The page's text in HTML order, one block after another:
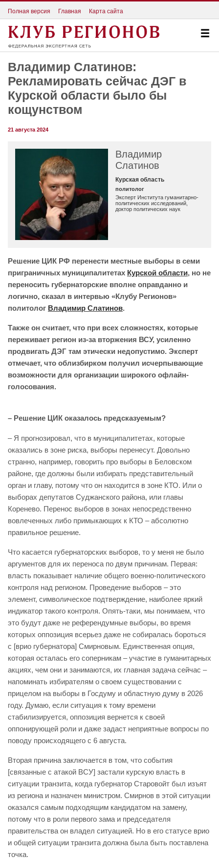
Полная версия Главная Карта сайта
Владимир Слатинов:
Рекламировать сейчас ДЭГ в
Курской области было бы
кощунством
21 августа 2024
Владимир
Слатинов
Курская область
политолог
Эксперт Института гуманитарно-
политических исследований,
доктор политических наук
Решение ЦИК РФ перенести местные выборы в семи
приграничных муниципалитетах Курской области, но не
переносить губернаторские вполне оправданно и
логично, сказал в интервью «Клубу Регионов»
политолог Владимир Слатинов.
Также он считает, что при всех сложностях, которые
переживает регион из-за вторжения ВСУ, усиленно
продвигать ДЭГ там этически недопустимо. Эксперт
отмечает, что облизбирком получил исчерпывающие
возможности для организации широкого офлайн-
голосования.
– Решение ЦИК оказалось предсказуемым?
– Я прогнозировал, что в муниципалитетах, которые
оказались в зоне риска, выборы перенесут. Довольно
странно, например, говорить про выборы в Беловском
районе, где должны были избирать представительный
орган и главу, потому что он находится в зоне КТО. Или о
выборах депутатов Суджанского района, или главы
Коренево. Перенос выборов в зонах непосредственно
вовлеченных либо примыкающих к КТО – абсолютно
правильное решение.
Что касается губернаторских выборов, то у меня не было
аргументов для их переноса по двум причинам. Первая:
власть показывает наличие общего военно-политического
контроля над регионом. Проведение выборов – это
элемент, символическое подтверждение, наиболее яркий
индикатор такого контроля. Опять-таки, мы понимаем, что
это будут даже не референдумные выборы, во время
которых оппозиция всерьез даже не собиралась бороться
с [врио губернатора] Смирновым. Единственная опция,
которая осталась его соперникам – участие в гуманитарных
акциях, чем они и занимаются, их главная задача сейчас –
напоминать избирателям о своем существовании с
прицелом на выборы в Госдуму и областную думу в 2026
году. Думаю, если ситуация к тому времени
стабилизируется, оппозиция вернется к своей
оппонирующей роли и даже задаст неприятные вопросы по
поводу происходящего с 6 августа.
Вторая причина заключается в том, что события
[связанные с атакой ВСУ] застали курскую власть в
ситуации транзита, когда губернатор Старовойт был изъят
из региона и назначен министром. Смирнов в этой ситуации
оказался самым подходящим кандидатом на замену,
потому что в роли первого зама и председателя
правительства он владел ситуацией. Но в его статусе врио
и общей ситуации транзита должна была быть поставлена
точка.